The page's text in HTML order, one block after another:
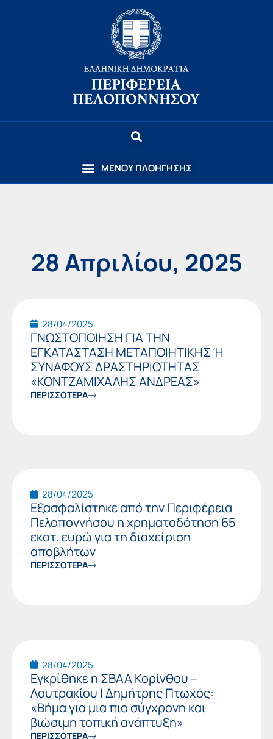
28 Απριλίου, 2025
28/04/2025
ΓΝΩΣΤΟΠΟΙΗΣΗ ΓΙΑ ΤΗΝ
ΕΓΚΑΤΑΣΤΑΣΗ ΜΕΤΑΠΟΙΗΤΙΚΗΣ Ή
ΣΥΝΑΦΟΥΣ ΔΡΑΣΤΗΡΙΟΤΗΤΑΣ
«ΚΟΝΤΖΑΜΙΧΑΛΗΣ ΑΝΔΡΕΑΣ»
ΠΕΡΙΣΣΟΤΕΡΑ
28/04/2025
Εξασφαλίστηκε από την Περιφέρεια
Πελοποννήσου η χρηματοδότηση 65
εκατ. ευρώ για τη διαχείριση
αποβλήτων
ΠΕΡΙΣΣΟΤΕΡΑ
28/04/2025
Εγκρίθηκε η ΣΒΑΑ Κορίνθου –
Λουτρακίου | Δημήτρης Πτωχός:
«Βήμα για μια πιο σύγχρονη και
βιώσιμη τοπική ανάπτυξη»
ΠΕΡΙΣΣΟΤΕΡΑ